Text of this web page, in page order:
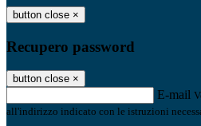
button close ×
Recupero password
button close ×
E-mail
all'indirizzo indicato con le istruzioni